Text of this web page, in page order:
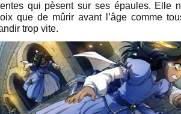
qui pèsent sur ses épaules. Elle
que de mûrir avant l’âge comme
trop vite.